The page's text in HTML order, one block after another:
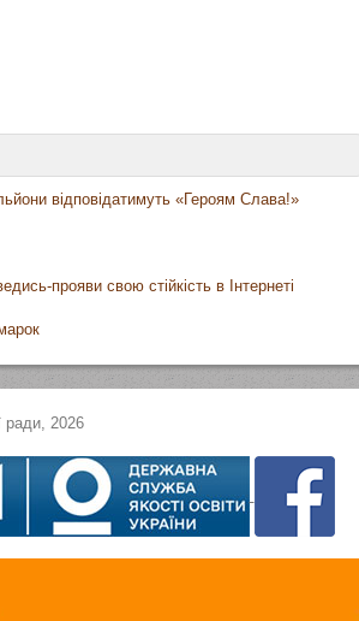
відповідатимуть «Героям Слава!»
прояви свою стійкість в Інтернеті
ради, 2026